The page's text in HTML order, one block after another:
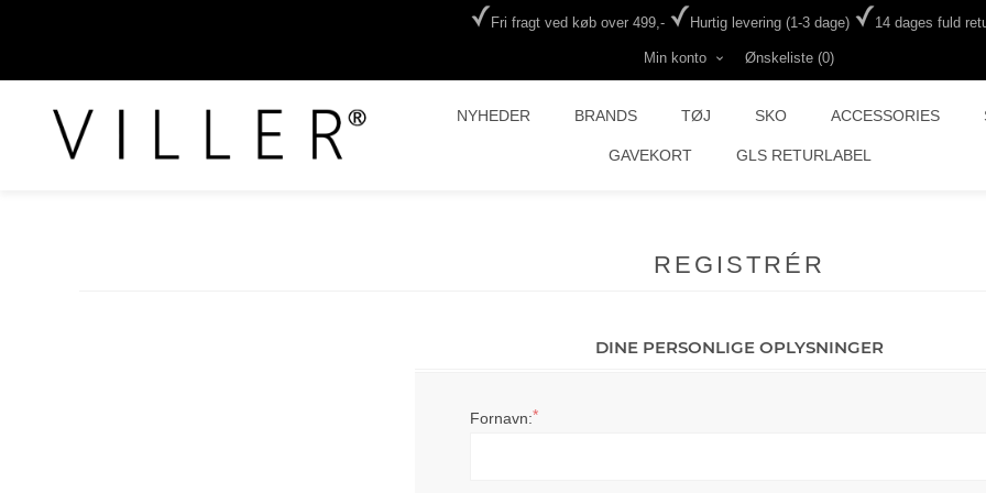
Fri fragt ved køb over 499,- Hurtig levering (1-3 dage) 14 dages fuld
Min konto Ønskeliste (0)
NYHEDER BRANDS TØJ SKO ACCESSORIES
GAVEKORT GLS RETURLABEL
REGISTRÉR
DINE PERSONLIGE OPLYSNINGER
Fornavn:*